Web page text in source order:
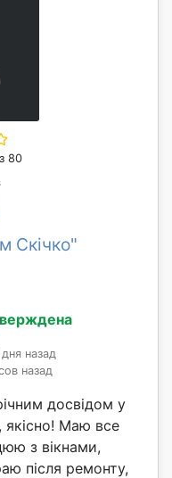
80
Скічко"
назад
назад
досвідом у
якісно! Маю все
з вікнами,
після ремонту,